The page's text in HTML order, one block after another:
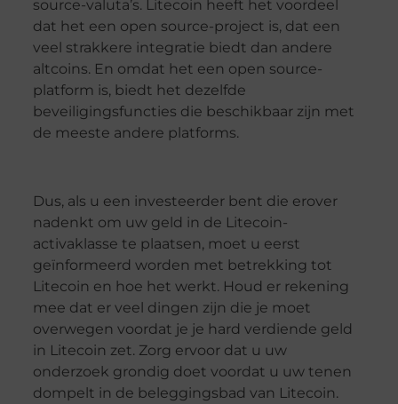
source-valuta’s. Litecoin heeft het voordeel
dat het een open source-project is, dat een
veel strakkere integratie biedt dan andere
altcoins. En omdat het een open source-
platform is, biedt het dezelfde
beveiligingsfuncties die beschikbaar zijn met
de meeste andere platforms.
Dus, als u een investeerder bent die erover
nadenkt om uw geld in de Litecoin-
activaklasse te plaatsen, moet u eerst
geïnformeerd worden met betrekking tot
Litecoin en hoe het werkt. Houd er rekening
mee dat er veel dingen zijn die je moet
overwegen voordat je je hard verdiende geld
in Litecoin zet. Zorg ervoor dat u uw
onderzoek grondig doet voordat u uw tenen
dompelt in de beleggingsbad van Litecoin.